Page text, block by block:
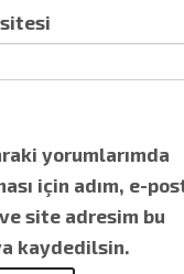
yorumlarımda
için adım, e-
site adresim bu
kaydedilsin.